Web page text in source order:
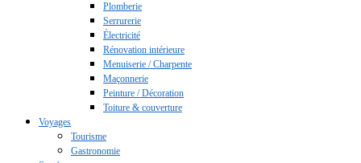
Plomberie
Serrurerie
Électricité
Rénovation intérieure
Menuiserie / Charpente
Maçonnerie
Peinture / Décoration
Toiture & couverture
Voyages
Tourisme
Gastronomie